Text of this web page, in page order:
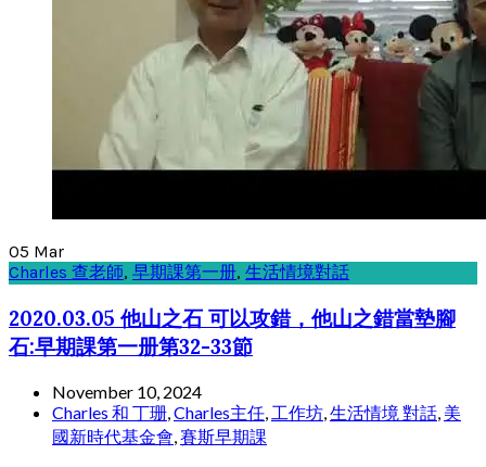
05 Mar
Charles 查老師, 早期課第一册, 生活情境對話
2020.03.05 他山之石 可以攻錯，他山之錯當墊腳
石:早期課第一册第32-33節
November 10, 2024
Charles 和 丁珊,Charles主任, 工作坊,生活情境 對話, 美
國新時代基金會,賽斯早期課